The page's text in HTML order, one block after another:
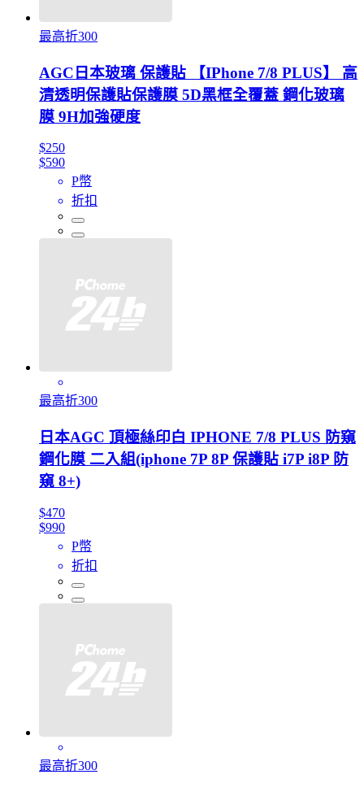
最高折300
AGC日本玻璃 保護貼 【IPhone 7/8 PLUS】 高
清透明保護貼保護膜 5D黑框全覆蓋 鋼化玻璃
膜 9H加強硬度
$250
$590
P幣
折扣
最高折300
日本AGC 頂極絲印白 IPHONE 7/8 PLUS 防窺
鋼化膜 二入組(iphone 7P 8P 保護貼 i7P i8P 防
窺 8+)
$470
$990
P幣
折扣
最高折300